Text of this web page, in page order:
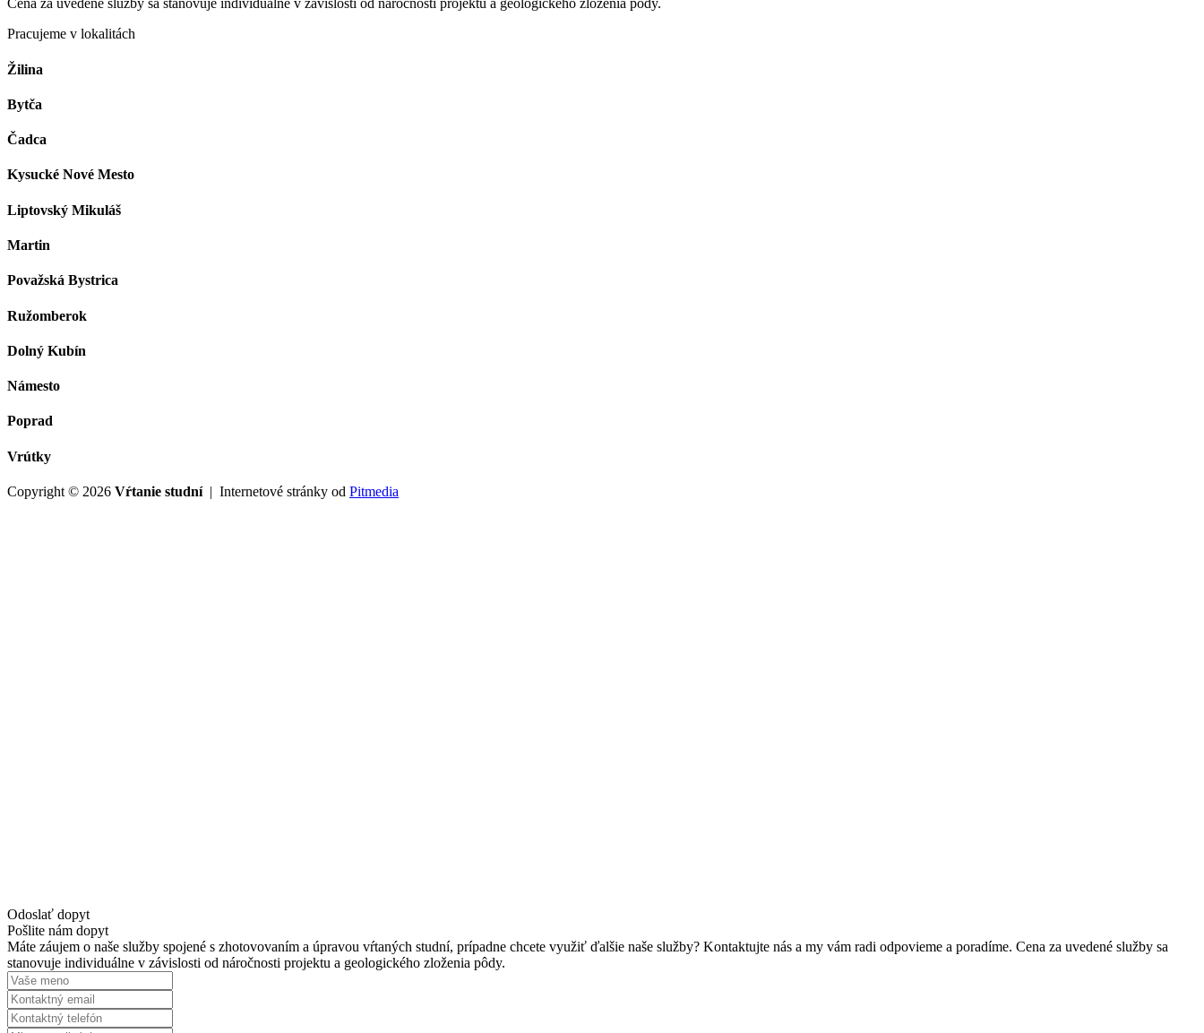
Cena za uvedené služby sa stanovuje individuálne v závislosti od náročnosti projektu a geologického zloženia pôdy.
Pracujeme v lokalitách
Žilina
Bytča
Čadca
Kysucké Nové Mesto
Liptovský Mikuláš
Martin
Považská Bystrica
Ružomberok
Dolný Kubín
Námesto
Poprad
Vrútky
Copyright © 2026 Vŕtanie studní| Internetové stránky od Pitmedia
Odoslať dopyt
Pošlite nám dopyt
Máte záujem o naše služby spojené s zhotovovaním a úpravou vŕtaných studní, prípadne chcete využiť ďalšie naše služby? Kontaktujte nás a my vám radi odpovieme a poradíme. Cena za uvedené služby sa
stanovuje individuálne v závislosti od náročnosti projektu a geologického zloženia pôdy.